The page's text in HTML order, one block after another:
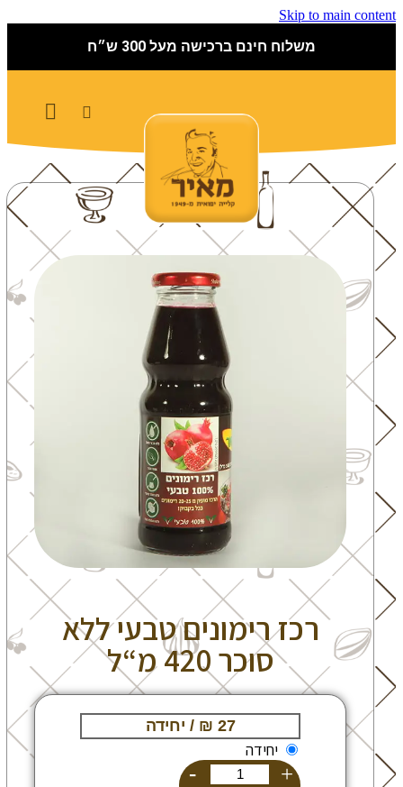
Skip to main content
משלוח חינם ברכישה מעל 300 ש״ח
רכז רימונים טבעי ללא
סוכר 420 מ“ל
יחידה
+
-